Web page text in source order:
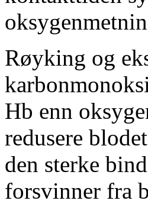
Røyking og
Hb enn
redusere
den sterke
forsvinner fra